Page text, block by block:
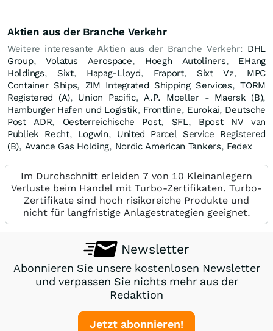
Aktien aus der Branche Verkehr
Weitere interesante Aktien aus der Branche Verkehr: DHL
Group,Volatus Aerospace, Hoegh Autoliners, EHang
Holdings, Sixt, Hapag-Lloyd, Fraport, Sixt Vz, MPC
Container Ships, ZIM Integrated Shipping Services,TORM
Registered (A), Union Pacific,A.P. Moeller - Maersk (B),
Hamburger Hafen und Logistik, Frontline, Eurokai, Deutsche
Post ADR, Oesterreichische Post, SFL, Bpost NV van
Publiek Recht, Logwin, United Parcel Service Registered
(B), Avance Gas Holding, Nordic American Tankers, Fedex
Im Durchschnitt erleiden 7 von 10 Kleinanlegern
Verluste beim Handel mit Turbo-Zertifikaten. Turbo-
Zertifikate sind hoch risikoreiche Produkte und
nicht für langfristige Anlagestrategien geeignet.
Newsletter
Abonnieren Sie unsere kostenlosen Newsletter
und verpassen Sie nichts mehr aus der
Redaktion
Jetzt abonnieren!